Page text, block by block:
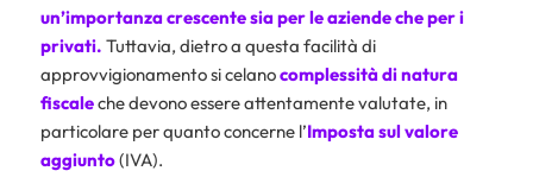
un’importanza crescente sia per le aziende che per i
privati. Tuttavia, dietro a questa facilità di
approvvigionamento si celanocomplessità di natura
fiscaleche devono essere attentamente valutate, in
particolare per quanto concerne l’Imposta sul valore
aggiunto(IVA).